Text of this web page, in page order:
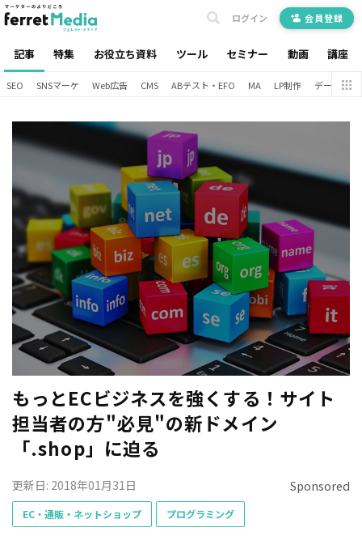
記事 特集 お役立ち資料 ツール セミナー 動画 講座
ログイン 会員登録
SEO SNSマーケ Web広告 CMS ABテスト・EFO MA LP制作 データ分析
もっとECビジネスを強くする！サイト
担当者の方"必見"の新ドメイン
「.shop」に迫る
Sponsored
更新日: 2018年01月31日
EC・通販・ネットショップ プログラミング